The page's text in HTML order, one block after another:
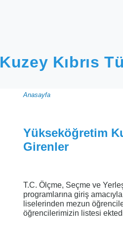
Kuzey Kıbrıs
Sayfa
yolu
Anasayfa
Yükseköğretim
Girenler
T.C. Ölçme, Seçme ve
programlarına giriş
liselerinden mezun
öğrencilerimizin listesi